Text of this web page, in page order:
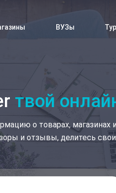
ВУЗы
твой
о товарах, магазинах
и отзывы, делитесь